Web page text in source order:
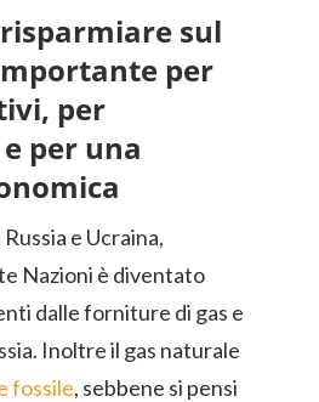
risparmiare sul
per
per
per una
e Ucraina,
Nazioni è diventato
dalle forniture di gas e
Inoltre il gas naturale
fossile, sebbene si pensi